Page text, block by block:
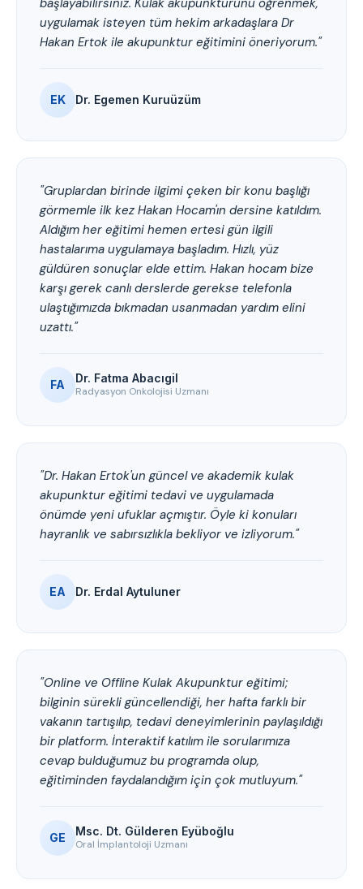
uygulamak isteyen tüm hekim arkadaşlara Dr
Hakan Ertok ile akupunktur eğitimini öneriyorum."
EK Dr. Egemen Kuruüzüm
"Gruplardan birinde ilgimi çeken bir konu başlığı
görmemle ilk kez Hakan Hocam'ın dersine katıldım.
Aldığım her eğitimi hemen ertesi gün ilgili
hastalarıma uygulamaya başladım. Hızlı, yüz
güldüren sonuçlar elde ettim. Hakan hocam bize
karşı gerek canlı derslerde gerekse telefonla
ulaştığımızda bıkmadan usanmadan yardım elini
uzattı."
FA Dr. Fatma Abacıgil
Radyasyon Onkolojisi Uzmanı
"Dr. Hakan Ertok'un güncel ve akademik kulak
akupunktur eğitimi tedavi ve uygulamada
önümde yeni ufuklar açmıştır. Öyle ki konuları
hayranlık ve sabırsızlıkla bekliyor ve izliyorum."
EA Dr. Erdal Aytuluner
"Online ve Offline Kulak Akupunktur eğitimi;
bilginin sürekli güncellendiği, her hafta farklı bir
vakanın tartışılıp, tedavi deneyimlerinin paylaşıldığı
bir platform. İnteraktif katılım ile sorularımıza
cevap bulduğumuz bu programda olup,
eğitiminden faydalandığım için çok mutluyum."
GE Msc. Dt. Gülderen Eyüboğlu
Oral İmplantoloji Uzmanı